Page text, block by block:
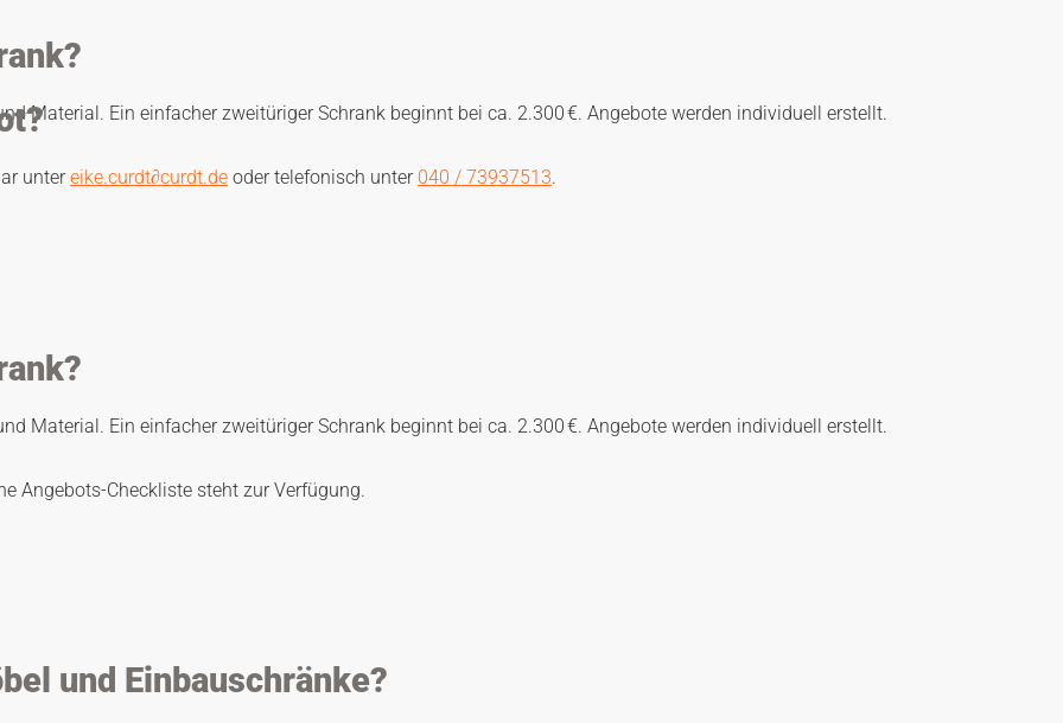
Material. Ein einfacher zweitüriger Schrank beginnt bei ca. 2.300 €. Angebote werden individuell erstellt.
untereike.curdt∂curdt.de oder telefonisch unter 040 / 73937513.
Material. Ein einfacher zweitüriger Schrank beginnt bei ca. 2.300 €. Angebote werden individuell erstellt.
Angebots-Checkliste steht zur Verfügung.
und Einbauschränke?